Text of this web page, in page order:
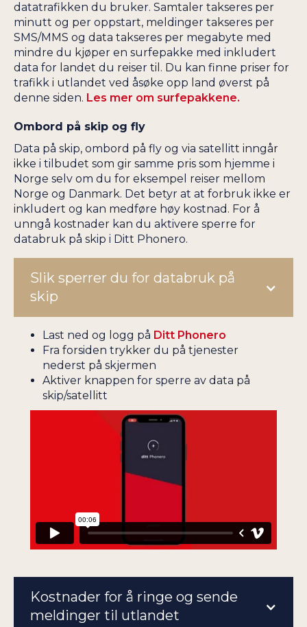
datatrafikken du bruker. Samtaler takseres per
minutt og per oppstart, meldinger takseres per
SMS/MMS og data takseres per megabyte med
mindre du kjøper en surfepakke med inkludert
data for landet du reiser til. Du kan finne priser for
trafikk i utlandet ved åsøke opp land øverst på
denne siden. Les mer om surfepakkene.
Ombord på skip og fly
Data på skip, ombord på fly og via satellitt inngår
ikke i tilbudet som gir samme pris som hjemme i
Norge selv om du for eksempel reiser mellom
Norge og Danmark. Det betyr at at forbruk ikke er
inkludert og kan medføre høy kostnad. For å
unngå kostnader kan du aktivere sperre for
databruk på skip i Ditt Phonero.
Slik sperrer du for databruk på
skip
Last ned og logg på Ditt Phonero
Fra forsiden trykker du på tjenester
nederst på skjermen
Aktiver knappen for sperre av data på
skip/satellitt
Kostnader for å ringe og sende
meldinger til utlandet